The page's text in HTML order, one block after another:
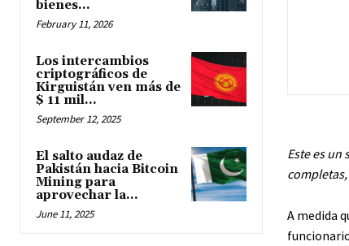
bienes...
February 11, 2026
Los intercambios
criptográficos de
Kirguistán ven más de
$ 11 mil...
September 12, 2025
El salto audaz de
Pakistán hacia Bitcoin
Mining para
aprovechar la...
June 11, 2025
Este es
completas,
A medida